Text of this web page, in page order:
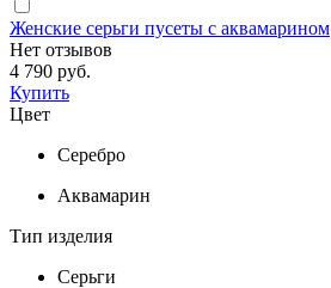
Женские серьги пусеты с аквамарином
Нет отзывов
4 790 руб.
Купить
Цвет
Серебро
Аквамарин
Тип изделия
Серьги